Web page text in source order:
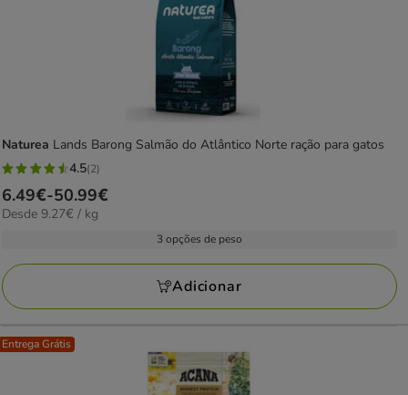
Naturea Lands Barong Salmão do Atlântico Norte ração para gatos
4.5
estrelas
com
avaliações
4.5(2)
Preço
de
50.99€
6.49€-50.99€
9.27€
Desde 9.27€ / kg
3 opções de peso
Adicionar
Entrega Grátis